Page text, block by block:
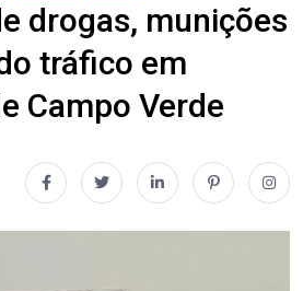
drogas, munições
tráfico em
Campo Verde